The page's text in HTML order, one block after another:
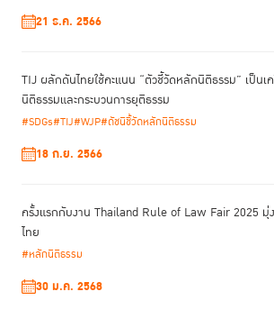
และความเปราะบางของผู้หญิง” นอกจากนี้ ยังได้เสริมด้ว
มาตรการที่มิใช่การคุมขังมากขึ้นกว่าที่เคยเป็นมา โดยเ
หญิงตั้งครรภ์ และกลุ่มผู้หญิงที่มีบุตร อย่างไรก็ดี เธอยัง
ระมัดระวังอย่างยิ่งในการพิจารณาว่าใครควรจะได้รับการ
ในช่วงที่ผ่านมาว่าเกิดเหตุรุนแรงทางเพศเพิ่มมากขึ้นในช่
โควิด-19
ว่าด้วยมาตรการที่มิใช่การคุมขังที่ตอบสนองต่อเพศภาว
รายละเอียดว่า แบ่งออกได้เป็น 3 ส่วน ได้แก่ ส่วนที่ 1. ก
เฉพาะของผู้หญิงที่กระทำความผิดและสาเหตุการกระทำ
ระดับสากลและระดับภูมิภาค ตลอดจนกรณีศึกษาและแนว
21 ธ.ค. 2566
TIJ ผลักดันไทยใช้คะแนน “ตัวชี้วัดหลักนิติธรรม” เป็น
นิติธรรมและกระบวนการยุติธรรม
#SDGs#TIJ#WJP#ดัชนีชี้วัดหลักนิติธรรม
18 ก.ย. 2566
ครั้งแรกกับงาน Thailand Rule of Law Fair 2025 มุ่
ไทย
#หลักนิติธรรม
30 ม.ค. 2568